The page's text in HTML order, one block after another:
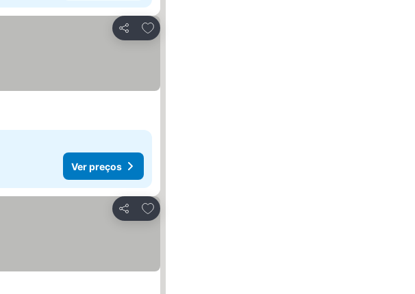
Partilhar
Adicionar aos favoritos
Ver preços
Partilhar
Adicionar aos favoritos